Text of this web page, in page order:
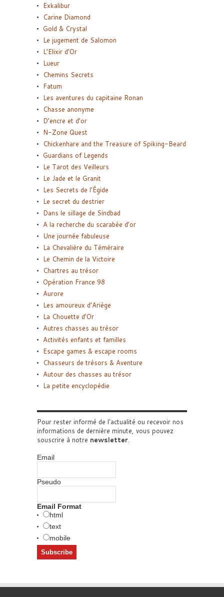
Exkalibur
Carine Diamond
Gold & Crystal
Le jugement de Salomon
L’Elixir d’Or
Lueur
Chemins Secrets
Fatum
Les aventures du capitaine Ronan
Chasse anonyme
D’encre et d’or
N-Zone Quest
Chickenhare and the Treasure of Spiking-Beard
Guardians of Legends
Le Tarot des Veilleurs
Le Jade et le Granit
Les Secrets de l’Égide
Le secret du destrier
Dans le sillage de Sindbad
A la recherche du scarabée d’or
Une journée fabuleuse
La Chevalière du Téméraire
Le Chemin de la Victoire
Chartres au trésor
Opération France 98
Aurore
Les amoureux d’Ariège
La Chouette d’Or
Autres chasses au trésor
Activités enfants et familles
Escape games & escape rooms
Chasseurs de trésors & Aventure
Autour des chasses au trésor
La petite encyclopédie
Pour rester informé de l'actualité ou recevoir nos
informations de dernière minute, vous pouvez
souscrire à notre newsletter
Email
Pseudo
Email Format
html
text
mobile